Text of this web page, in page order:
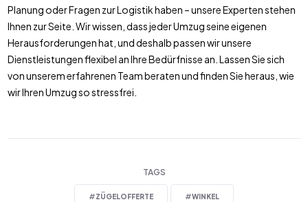
Planung oder Fragen zur Logistik haben – unsere Experten stehen
Ihnen zur Seite. Wir wissen, dass jeder Umzug seine eigenen
Herausforderungen hat, und deshalb passen wir unsere
Dienstleistungen flexibel an Ihre Bedürfnisse an. Lassen Sie sich
von unserem erfahrenen Team beraten und finden Sie heraus, wie
wir Ihren Umzug so stressfrei.
TAGS
#ZÜGELOFFERTE #WINKEL